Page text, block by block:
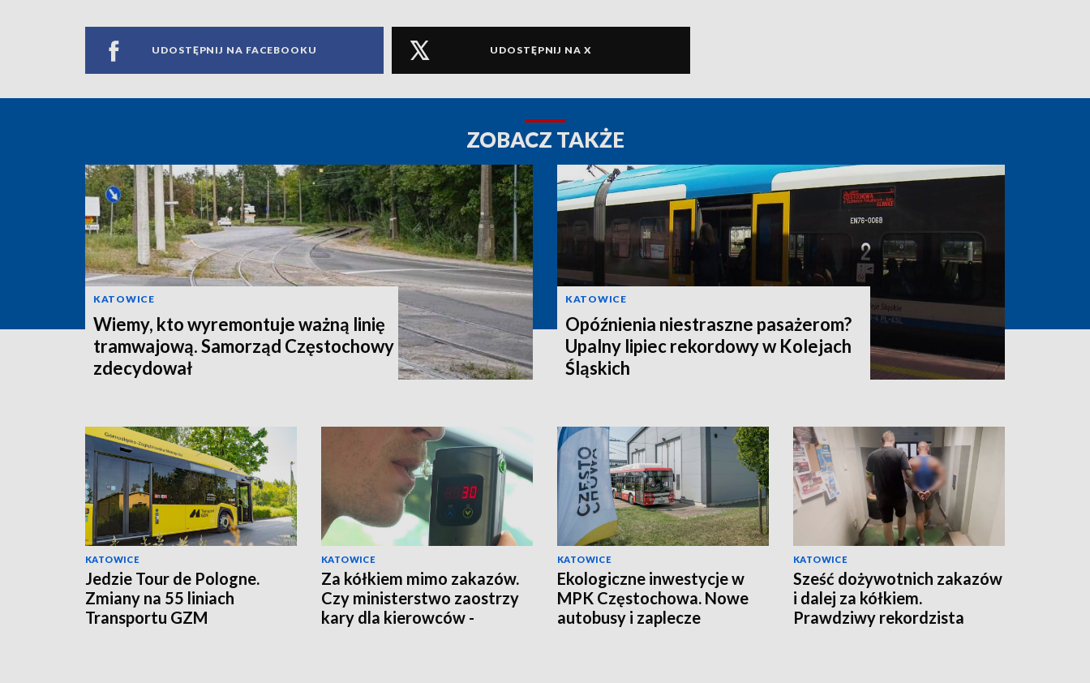
UDOSTĘPNIJ NA FACEBOOKU UDOSTĘPNIJ NA X
ZOBACZ TAKŻE
KATOWICE
Wiemy, kto wyremontuje ważną linię
tramwajową. Samorząd Częstochowy
zdecydował
KATOWICE
Opóźnienia niestraszne pasażerom?
Upalny lipiec rekordowy w Kolejach
Śląskich
KATOWICE
Jedzie Tour de Pologne.
Zmiany na 55 liniach
Transportu GZM
KATOWICE
Za kółkiem mimo zakazów.
Czy ministerstwo zaostrzy
kary dla kierowców -
KATOWICE
Ekologiczne inwestycje w
MPK Częstochowa. Nowe
autobusy i zaplecze
KATOWICE
Sześć dożywotnich zakazów
i dalej za kółkiem.
Prawdziwy rekordzista